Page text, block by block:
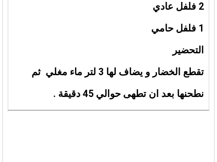
2 فلفل عادي
1 فلفل حامي
التحضير
تقطع الخضار و يضاف لها 3 لتر ماء مغلي ثم
نطحنها بعد ان تطهى حوالي 45 دقيقة .